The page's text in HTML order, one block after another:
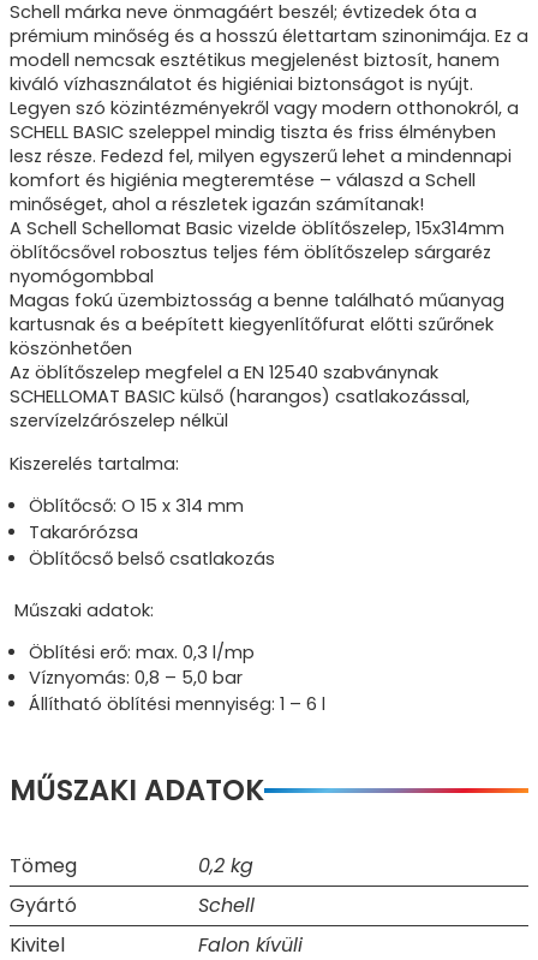
Schell márka neve önmagáért beszél; évtizedek óta a
prémium minőség és a hosszú élettartam szinonimája. Ez a
modell nemcsak esztétikus megjelenést biztosít, hanem
kiváló vízhasználatot és higiéniai biztonságot is nyújt.
Legyen szó közintézményekről vagy modern otthonokról, a
SCHELL BASIC szeleppel mindig tiszta és friss élményben
lesz része. Fedezd fel, milyen egyszerű lehet a mindennapi
komfort és higiénia megteremtése – válaszd a Schell
minőséget, ahol a részletek igazán számítanak!
A Schell Schellomat Basic vizelde öblítőszelep, 15x314mm
öblítőcsővel robosztus teljes fém öblítőszelep sárgaréz
nyomógombbal
Magas fokú üzembiztosság a benne található műanyag
kartusnak és a beépített kiegyenlítőfurat előtti szűrőnek
köszönhetően
Az öblítőszelep megfelel a EN 12540 szabványnak
SCHELLOMAT BASIC külső (harangos) csatlakozással,
szervízelzárószelep nélkül
Kiszerelés tartalma:
Öblítőcső: O 15 x 314 mm
Takarórózsa
Öblítőcső belső csatlakozás
Műszaki adatok:
Öblítési erő: max. 0,3 l/mp
Víznyomás: 0,8 – 5,0 bar
Állítható öblítési mennyiség: 1 – 6 l
MŰSZAKI ADATOK
Tömeg
0,2 kg
Gyártó
Schell
Kivitel
Falon kívüli